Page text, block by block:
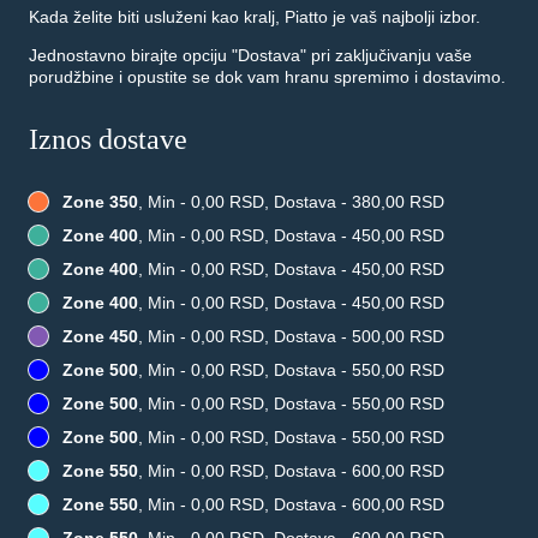
Kada želite biti usluženi kao kralj, Piatto je vaš najbolji izbor.
Jednostavno birajte opciju "Dostava" pri zaključivanju vaše
porudžbine i opustite se dok vam hranu spremimo i dostavimo.
Iznos dostave
Zone 350, Min - 0,00 RSD, Dostava - 380,00 RSD
Zone 400, Min - 0,00 RSD, Dostava - 450,00 RSD
Zone 400, Min - 0,00 RSD, Dostava - 450,00 RSD
Zone 400, Min - 0,00 RSD, Dostava - 450,00 RSD
Zone 450, Min - 0,00 RSD, Dostava - 500,00 RSD
Zone 500, Min - 0,00 RSD, Dostava - 550,00 RSD
Zone 500, Min - 0,00 RSD, Dostava - 550,00 RSD
Zone 500, Min - 0,00 RSD, Dostava - 550,00 RSD
Zone 550, Min - 0,00 RSD, Dostava - 600,00 RSD
Zone 550, Min - 0,00 RSD, Dostava - 600,00 RSD